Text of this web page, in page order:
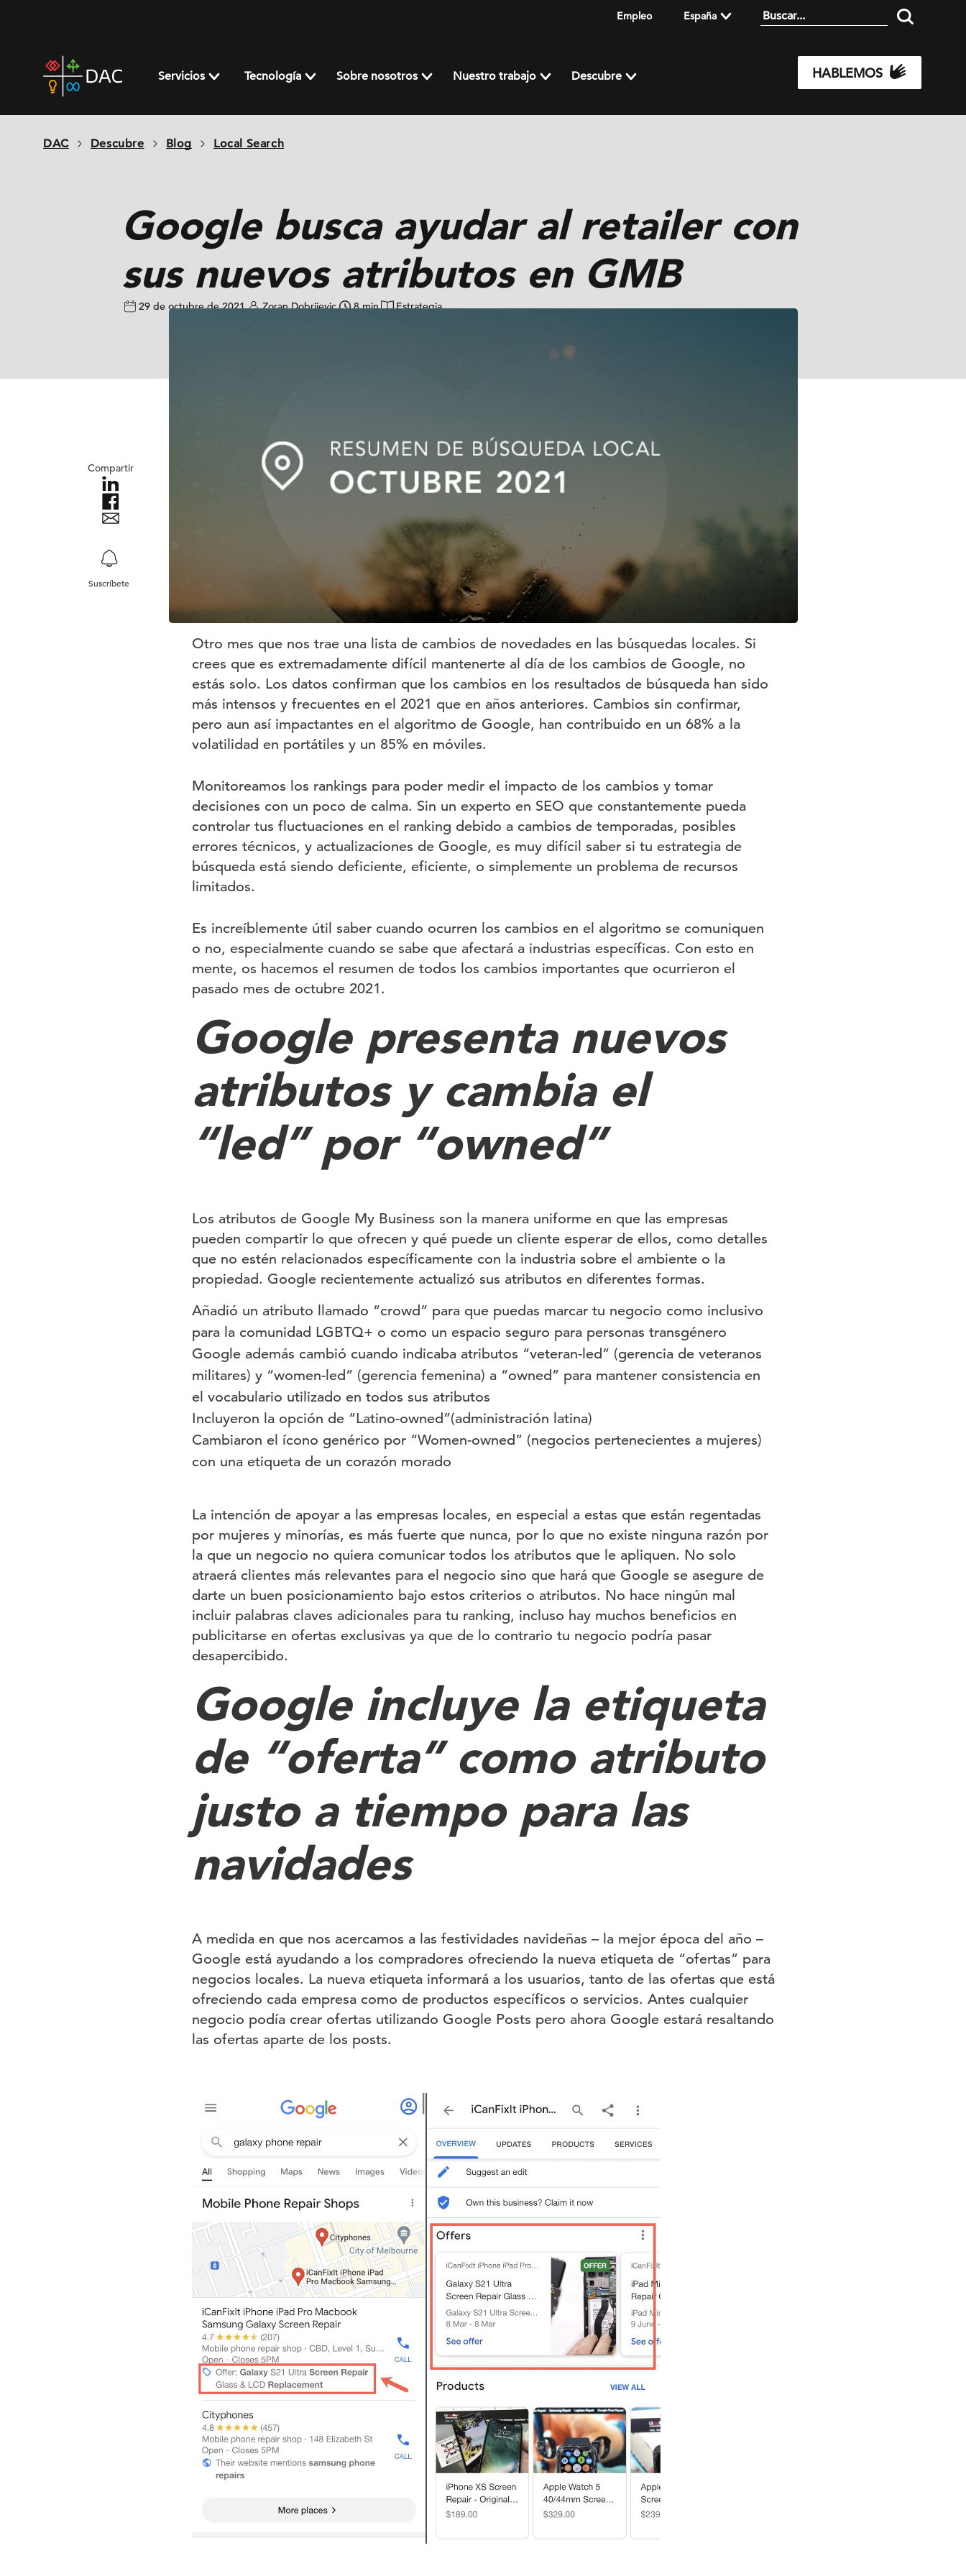
Empleo España
home
page
Servicios Tecnología Sobre nosotros Nuestro trabajo Descubre HABLEMOS
DAC Descubre Blog Local Search
Google busca ayudar al retailer con
sus nuevos atributos en GMB
29 de octubre de 2021 Zoran Dobrijevic 8 min Estrategia
Compartir
Suscríbete
Otro mes que nos trae una lista de cambios de novedades en las búsquedas locales. Si
crees que es extremadamente difícil mantenerte al día de los cambios de Google, no
estás solo. Los datos confirman que los cambios en los resultados de búsqueda han sido
más intensos y frecuentes en el 2021 que en años anteriores. Cambios sin confirmar,
pero aun así impactantes en el algoritmo de Google, han contribuido en un 68% a la
volatilidad en portátiles y un 85% en móviles.
Monitoreamos los rankings para poder medir el impacto de los cambios y tomar
decisiones con un poco de calma. Sin un experto en SEO que constantemente pueda
controlar tus fluctuaciones en el ranking debido a cambios de temporadas, posibles
errores técnicos, y actualizaciones de Google, es muy difícil saber si tu estrategia de
búsqueda está siendo deficiente, eficiente, o simplemente un problema de recursos
limitados.
Es increíblemente útil saber cuando ocurren los cambios en el algoritmo se comuniquen
o no, especialmente cuando se sabe que afectará a industrias específicas. Con esto en
mente, os hacemos el resumen de todos los cambios importantes que ocurrieron el
pasado mes de octubre 2021.
Google presenta nuevos
atributos y cambia el
“led” por “owned”
Los atributos de Google My Business son la manera uniforme en que las empresas
pueden compartir lo que ofrecen y qué puede un cliente esperar de ellos, como detalles
que no estén relacionados específicamente con la industria sobre el ambiente o la
propiedad. Google recientemente actualizó sus atributos en diferentes formas.
Añadió un atributo llamado “crowd” para que puedas marcar tu negocio como inclusivo
para la comunidad LGBTQ+ o como un espacio seguro para personas transgénero
Google además cambió cuando indicaba atributos “veteran-led” (gerencia de veteranos
militares) y “women-led” (gerencia femenina) a “owned” para mantener consistencia en
el vocabulario utilizado en todos sus atributos
Incluyeron la opción de “Latino-owned”(administración latina)
Cambiaron el ícono genérico por “Women-owned” (negocios pertenecientes a mujeres)
con una etiqueta de un corazón morado
La intención de apoyar a las empresas locales, en especial a estas que están regentadas
por mujeres y minorías, es más fuerte que nunca, por lo que no existe ninguna razón por
la que un negocio no quiera comunicar todos los atributos que le apliquen. No solo
atraerá clientes más relevantes para el negocio sino que hará que Google se asegure de
darte un buen posicionamiento bajo estos criterios o atributos. No hace ningún mal
incluir palabras claves adicionales para tu ranking, incluso hay muchos beneficios en
publicitarse en ofertas exclusivas ya que de lo contrario tu negocio podría pasar
desapercibido.
Google incluye la etiqueta
de “oferta” como atributo
justo a tiempo para las
navidades
A medida en que nos acercamos a las festividades navideñas – la mejor época del año –
Google está ayudando a los compradores ofreciendo la nueva etiqueta de “ofertas” para
negocios locales. La nueva etiqueta informará a los usuarios, tanto de las ofertas que está
ofreciendo cada empresa como de productos específicos o servicios. Antes cualquier
negocio podía crear ofertas utilizando Google Posts pero ahora Google estará resaltando
las ofertas aparte de los posts.